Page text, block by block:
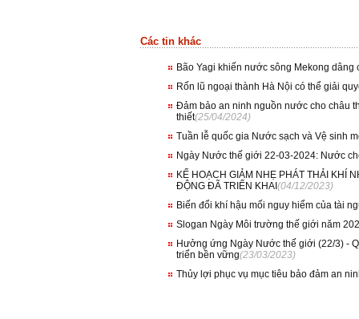
Các tin khác
Bão Yagi khiến nước sông Mekong dâng
Rốn lũ ngoại thành Hà Nội có thể giải
Đảm bảo an ninh nguồn nước cho châu
thiết(25/04/2024)
Tuần lễ quốc gia Nước sạch và Vệ sinh
Ngày Nước thế giới 22-03-2024: Nước
KẾ HOẠCH GIẢM NHẸ PHÁT THẢI KHÍ
ĐỘNG ĐÃ TRIỂN KHAI (04/12/2023)
Biến đổi khí hậu mối nguy hiểm của tài
Slogan Ngày Môi trường thế giới năm
Hưởng ứng Ngày Nước thế giới (22/3) -
triển bền vững(23/03/2023)
Thủy lợi phục vụ mục tiêu bảo đảm an